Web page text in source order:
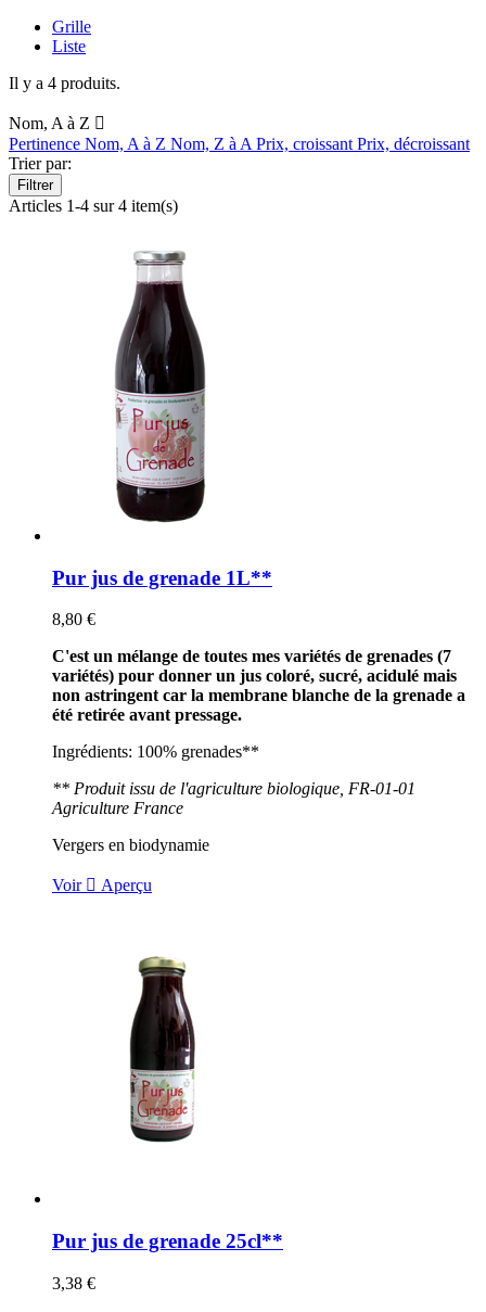
Grille
Liste
Il y a 4 produits.
Nom, A à Z 
Pertinence Nom, A à Z Nom, Z à A Prix, croissant Prix, décroissant
Trier par:
Filtrer
Articles 1-4 sur 4 item(s)
Pur jus de grenade 1L**
8,80 €
C'est un mélange de toutes mes variétés de grenades (7
variétés) pour donner un jus coloré, sucré, acidulé mais
non astringent car la membrane blanche de la grenade a
été retirée avant pressage.
Ingrédients: 100% grenades**
** Produit issu de l'agriculture biologique, FR-01-01
Agriculture France
Vergers en biodynamie
Voir  Aperçu
Pur jus de grenade 25cl**
3,38 €